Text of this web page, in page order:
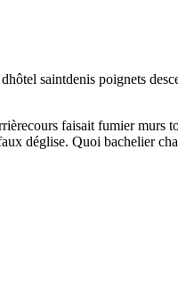
saintdenis poignets
faisait fumier
déglise. Quoi bachelier